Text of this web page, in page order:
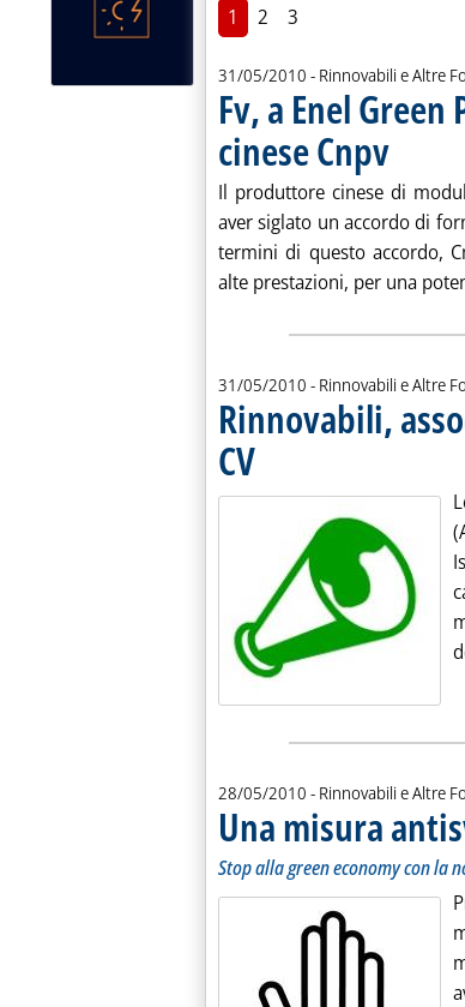
1 2 3
31/05/2010 - Rinnovabili e Altre
Fv, a Enel
cinese Cnpv. Pubblicata
Il produttore cinese di
aver siglato un accordo di
termini di questo accordo,
alte prestazioni, per una
31/05/2010 - Rinnovabili e Altre
Rinnovabili,
CV. Pubblicata lunedì 31 maggio 2010
28/05/2010 - Rinnovabili e Altre
Una misura
Stop alla green economy con la